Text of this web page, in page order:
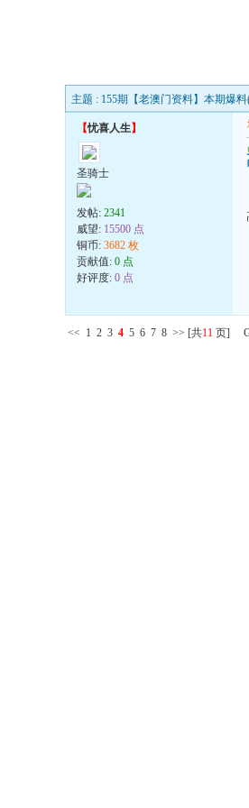
主题 : 155期【老澳门资料】本期爆
【忧喜人生】
圣骑士
发帖: 2341
威望: 15500 点
铜币: 3682 枚
贡献值: 0 点
好评度: 0 点
<< 1 2 3 4 5 6 7 8 >> [共11 页]